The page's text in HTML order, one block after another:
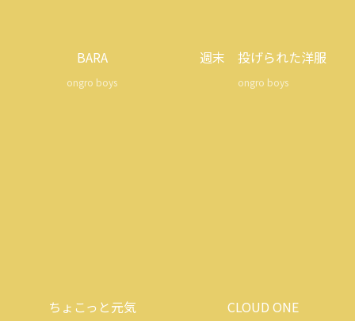
BARA
ongro boys
週末 投げられた洋服
ongro boys
ちょこっと元気 CLOUD ONE